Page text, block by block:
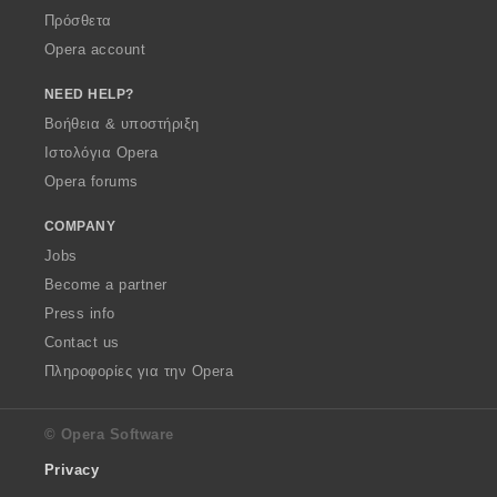
Πρόσθετα
Opera account
NEED HELP?
Βοήθεια & υποστήριξη
Ιστολόγια Opera
Opera forums
COMPANY
Jobs
Become a partner
Press info
Contact us
Πληροφορίες για την Opera
© Opera Software
Privacy